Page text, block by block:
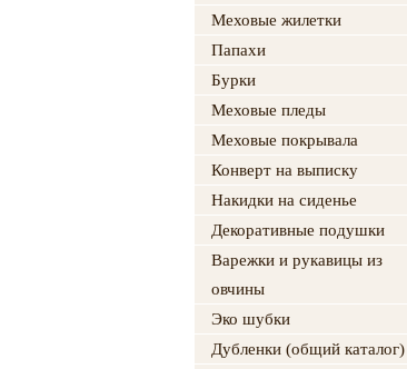
Меховые жилетки
Папахи
Бурки
Меховые пледы
Меховые покрывала
Конверт на выписку
Накидки на сиденье
Декоративные подушки
Варежки и рукавицы из
овчины
Эко шубки
Дубленки (общий каталог)